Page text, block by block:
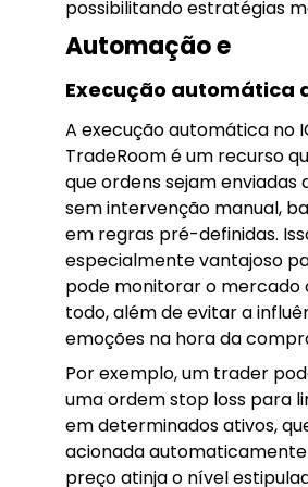
possibilitando estratégias
Automação e
Execução automática
A execução automática no
TradeRoom é um recurso
que ordens sejam enviadas
sem intervenção manual,
em regras pré-definidas.
especialmente vantajoso
pode monitorar o mercado
todo, além de evitar a
emoções na hora da
Por exemplo, um trader
uma ordem stop loss para
em determinados ativos,
acionada
preço atinja o nível